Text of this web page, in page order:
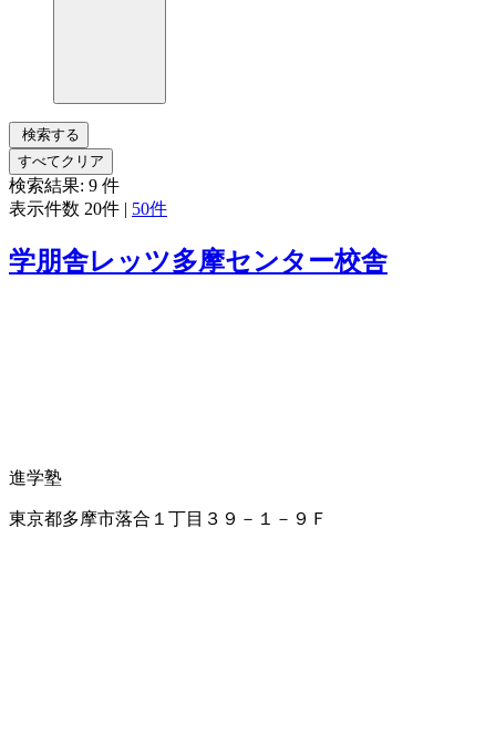
検索する
すべてクリア
検索結果: 9 件
表示件数 20件 | 50件
学朋舎レッツ多摩センター校舎
進学塾
東京都多摩市落合１丁目３９－１－９Ｆ